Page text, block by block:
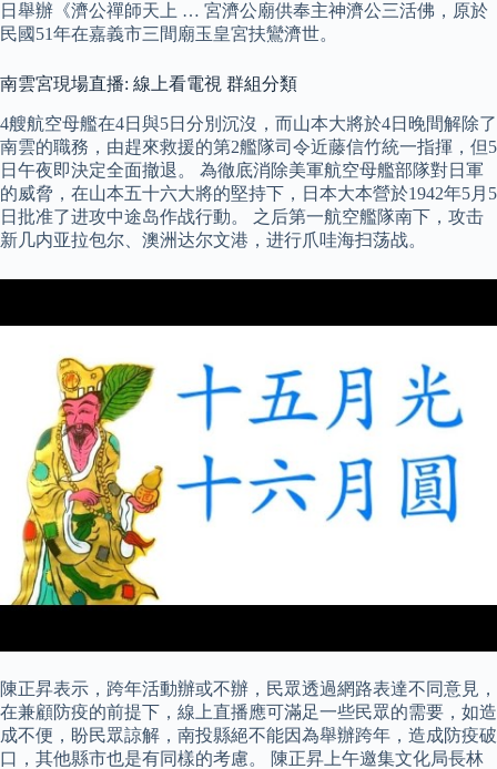
日舉辦《濟公禪師天上 … 宮濟公廟供奉主神濟公三活佛，原於
民國51年在嘉義市三間廟玉皇宮扶鸞濟世。
南雲宮現場直播: 線上看電視 群組分類
4艘航空母艦在4日與5日分別沉沒，而山本大將於4日晚間解除了
南雲的職務，由趕來救援的第2艦隊司令近藤信竹統一指揮，但5
日午夜即決定全面撤退。 為徹底消除美軍航空母艦部隊對日軍
的威脅，在山本五十六大將的堅持下，日本大本營於1942年5月5
日批准了进攻中途岛作战行動。 之后第一航空艦隊南下，攻击
新几内亚拉包尔、澳洲达尔文港，进行爪哇海扫荡战。
陳正昇表示，跨年活動辦或不辦，民眾透過網路表達不同意見，
在兼顧防疫的前提下，線上直播應可滿足一些民眾的需要，如造
成不便，盼民眾諒解，南投縣絕不能因為舉辦跨年，造成防疫破
口，其他縣市也是有同樣的考慮。 陳正昇上午邀集文化局長林